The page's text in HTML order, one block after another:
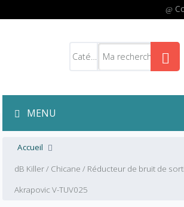
MENU
Accueil
dB Killer / Chicane / Réducteur de bruit de
Akrapovic V-TUV025